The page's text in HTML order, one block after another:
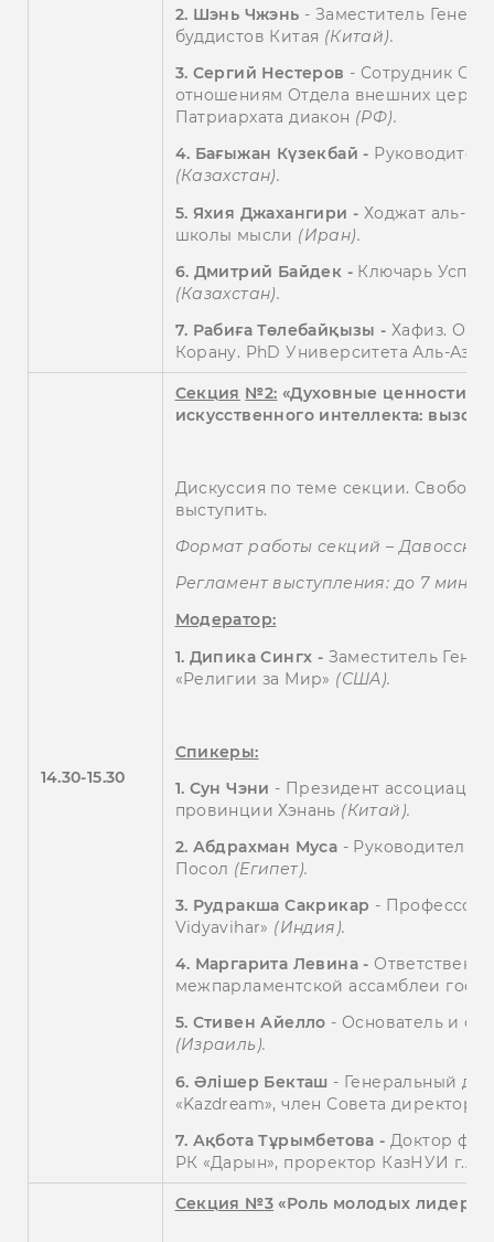
2. Шэнь Чжэнь - Заместитель
буддистов Китая (Китай).
3. Сергий Нестеров - Сотрудник
отношениям Отдела внешних
Патриархата диакон (РФ).
4. Бағыжан Күзекбай -
(Казахстан).
5. Яхия Джахангири - Ходжат аль-
школы мысли (Иран).
6. Дмитрий Байдек - Ключарь
(Казахстан).
7. Рабиға Төлебайқызы - Хафиз.
Корану. PhD Университета Аль-
14.30-15.30
Секция №2: «Духовные ценности
искусственного интеллекта:
Дискуссия по теме секции.
выступить.
Формат работы секций – Давосский
Регламент выступления: до 7 мин.
Модератор:
1. Дипика Сингх - Заместитель
«Религии за Мир» (США).
Спикеры:
1. Сун Чэни - Президент
провинции Хэнань (Китай).
2. Абдрахман Муса - Руководитель
Посол (Египет).
3. Рудракша Сакрикар - Профессор
Vidyavihar» (Индия).
4. Маргарита Левина -
межпарламентской ассамблеи
5. Стивен Айелло - Основатель и
(Израиль).
6. Әлішер Бекташ - Генеральный
«Kazdream», член Совета
7. Ақбота Тұрымбетова - Доктор
РК «Дарын», проректор КазНУИ
Секция №3 «Роль молодых лидеров